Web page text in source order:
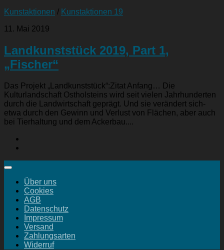
Kunstaktionen / Kunstaktionen 19
11. Mai 2019
Landkunststück 2019, Part 1,
„Fischer“
Das Projekt „Landkunststück“:Zitat Anfang… Die
Kulturlandschaft Ostholsteins wird seit vielen Jahrhunderten
durch die Landwirtschaft geprägt. Und sie verändert sich-
etwa durch den Gewinn und Verlust von Flächen, aber auch
bei Tierhaltung und dem Ackerbau....
Über uns
Cookies
AGB
Datenschutz
Impressum
Versand
Zahlungsarten
Widerruf